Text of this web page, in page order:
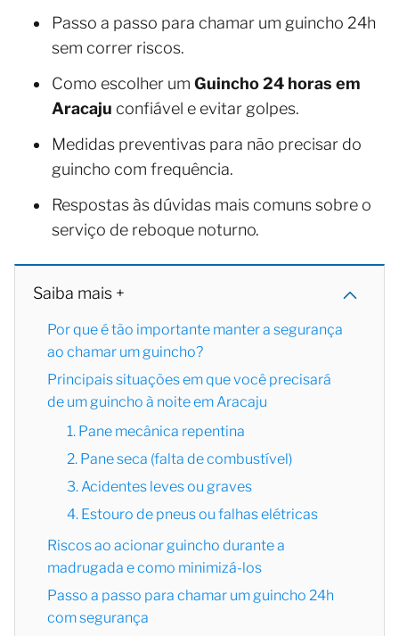
Passo a passo para chamar um guincho 24h
sem correr riscos.
Como escolher um Guincho 24 horas em
Aracaju confiável e evitar golpes.
Medidas preventivas para não precisar do
guincho com frequência.
Respostas às dúvidas mais comuns sobre o
serviço de reboque noturno.
Saiba mais +
Por que é tão importante manter a segurança
ao chamar um guincho?
Principais situações em que você precisará
de um guincho à noite em Aracaju
1. Pane mecânica repentina
2. Pane seca (falta de combustível)
3. Acidentes leves ou graves
4. Estouro de pneus ou falhas elétricas
Riscos ao acionar guincho durante a
madrugada e como minimizá-los
Passo a passo para chamar um guincho 24h
com segurança